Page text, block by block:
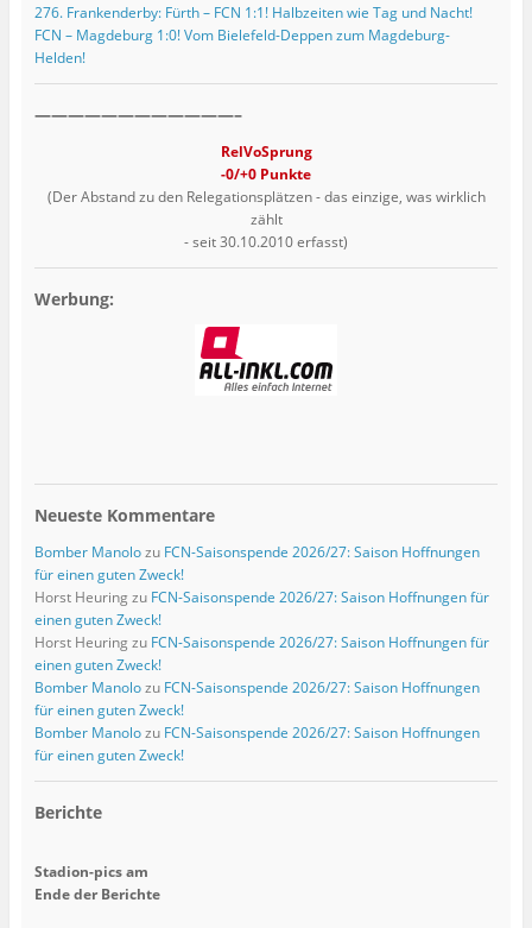
276. Frankenderby: Fürth – FCN 1:1! Halbzeiten wie Tag und Nacht!
FCN – Magdeburg 1:0! Vom Bielefeld-Deppen zum Magdeburg-
Helden!
————————————–
RelVoSprung
-0/+0 Punkte
(Der Abstand zu den Relegationsplätzen - das einzige, was wirklich
zählt
- seit 30.10.2010 erfasst)
Werbung:
Neueste Kommentare
Bomber Manolozu FCN-Saisonspende 2026/27: Saison Hoffnungen
für einen guten Zweck!
Horst Heuring zu FCN-Saisonspende 2026/27: Saison Hoffnungen für
einen guten Zweck!
Horst Heuring zu FCN-Saisonspende 2026/27: Saison Hoffnungen für
einen guten Zweck!
Bomber Manolozu FCN-Saisonspende 2026/27: Saison Hoffnungen
für einen guten Zweck!
Bomber Manolozu FCN-Saisonspende 2026/27: Saison Hoffnungen
für einen guten Zweck!
Berichte
Stadion-pics am
Ende der Berichte